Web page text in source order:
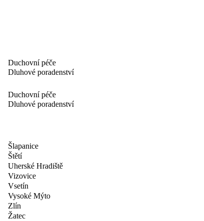
Duchovní péče
Dluhové poradenství
Duchovní péče
Dluhové poradenství
Šlapanice
Štětí
Uherské Hradiště
Vizovice
Vsetín
Vysoké Mýto
Zlín
Žatec